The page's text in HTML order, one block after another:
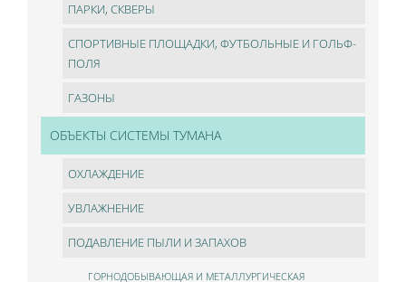
ПАРКИ, СКВЕРЫ
СПОРТИВНЫЕ ПЛОЩАДКИ, ФУТБОЛЬНЫЕ И ГОЛЬФ-
ПОЛЯ
ГАЗОНЫ
ОБЪЕКТЫ СИСТЕМЫ ТУМАНА
ОХЛАЖДЕНИЕ
УВЛАЖНЕНИЕ
ПОДАВЛЕНИЕ ПЫЛИ И ЗАПАХОВ
ГОРНОДОБЫВАЮЩАЯ И МЕТАЛЛУРГИЧЕСКАЯ